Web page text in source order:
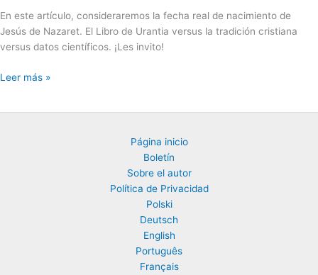
En este artículo, consideraremos la fecha real de nacimiento de
Jesús de Nazaret. El Libro de Urantia versus la tradición cristiana
versus datos científicos. ¡Les invito!
Jesús
Leer más »
Página inicio
Boletín
Sobre el autor
Política de Privacidad
Polski
Deutsch
English
Português
Français